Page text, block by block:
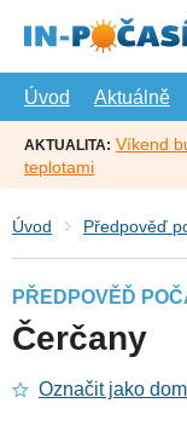
hlavní
Úvod
Aktuálně
AKTUALITA: Víkend
teplotami
Úvod Předpověď
PŘEDPOVĚĎ
Čerčany
Označit jako